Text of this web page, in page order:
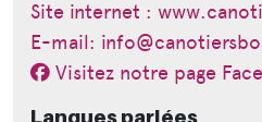
Site internet :
E-mail:
Visitez notre page
Langues parlées